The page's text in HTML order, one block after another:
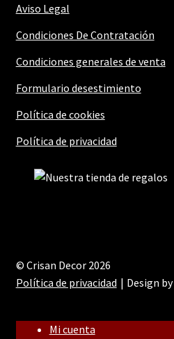
Aviso Legal
Condiciones De Contratación
Condiciones generales de venta
Formulario desestimiento
Política de cookies
Política de privacidad
© Crisan Decor 2026
Política de privacidad
Design by
Mi cuenta